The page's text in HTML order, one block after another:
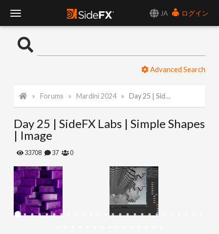
JA
ログイン
o
l
e
N
a
Advanced Search
Forums Mardini 2024 Day 25 | SideFX Labs | Simple Shapes | Image
Day 25 | SideFX Labs | Simple Shapes
| Image
33708 37 0